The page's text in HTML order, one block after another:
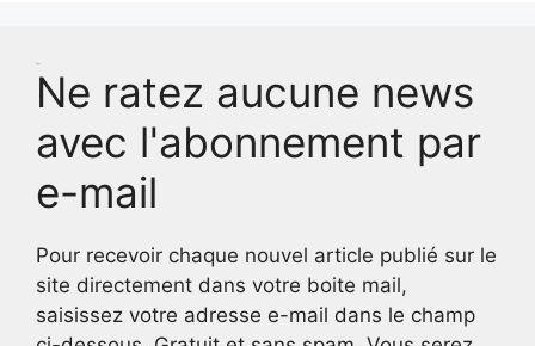
Ne ratez aucune news
avec l'abonnement par
e-mail
Pour recevoir chaque nouvel article publié sur le
site directement dans votre boite mail,
saisissez votre adresse e-mail dans le champ